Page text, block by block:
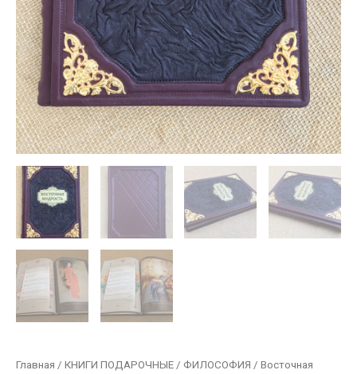
Главная / КНИГИ ПОДАРОЧНЫЕ / ФИЛОСОФИЯ / Восточная